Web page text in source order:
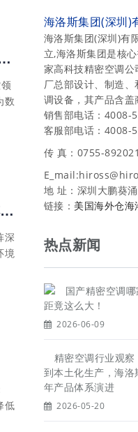
空调：源自意大利的全球机房环境温控领导者
数
从微型机房到高密数据中心：海洛斯精密空调全场景产品矩阵深度解析
深
境
低
海洛斯集团(深圳)
海洛斯集团(深圳)有
立,海洛斯集团是核
家高科技精密空调
厂总部设计、制造
调设备，其产品含盖
销售部电话：4008-
客服部电话：4008-
传 真：0755-
地 址：深圳大鹏葵
链接： 美国海外仓海
热点新闻
国产精密空调
距竟这么大！
2026-06-09
精密空调行业观
到本土化生产，海洛
年产品体系演进
2026-05-20